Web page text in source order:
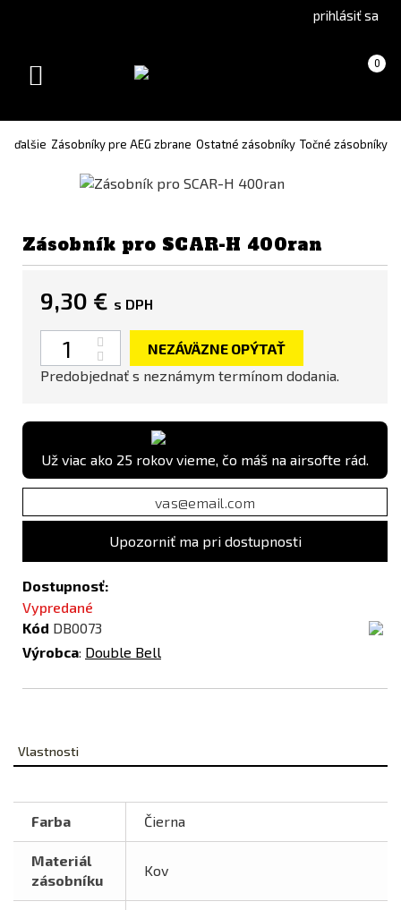
(Czech)version
prihlásiť sa
Košík 0
(prázdny)
Toggle
a ďalšie Zásobníky pre AEG zbrane Ostatné zásobníky Točné zásobníky
Zásobník pro SCAR-H 400ran
9,30 € s DPH
Množstvo
NEZÁVÄZNE OPÝTAŤ
Predobjednať s neznámym termínom dodania.
Už viac ako 25 rokov vieme, čo máš na airsofte rád.
Upozorniť ma pri dostupnosti
Dostupnosť:
Vypredané
Kód DB0073
Výrobca: Double Bell
Vlastnosti
Farba Čierna
Materiál
zásobníku
Kov